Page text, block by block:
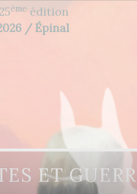
ème édition
/ Épinal
ET